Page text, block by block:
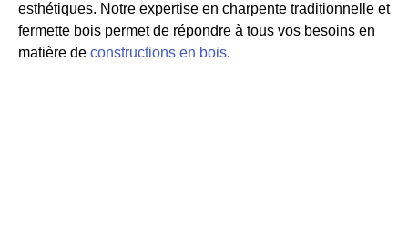
esthétiques. Notre expertise en charpente traditionnelle et
fermette bois permet de répondre à tous vos besoins en
matière de constructions en bois.